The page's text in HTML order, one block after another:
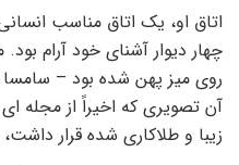
اتاق او، یک اتاق مناسب
چهار دیوار آشنای خود آرام
روی میز پهن شده بود – سامسا
آن تصویری که اخیراً از مجله
زیبا و طلاکاری شده قرار